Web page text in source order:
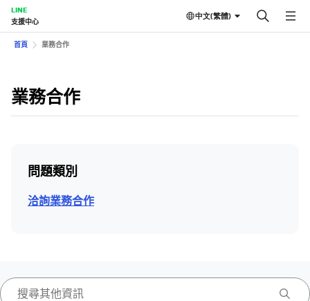
LINE
支援中心
中文(繁體)
首頁 業務合作
業務合作
問題類別
洽詢業務合作